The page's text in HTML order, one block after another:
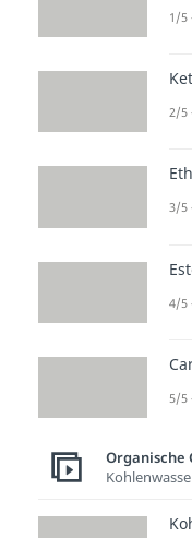
1/5
2/5
3/5
4/5
5/5
Organische